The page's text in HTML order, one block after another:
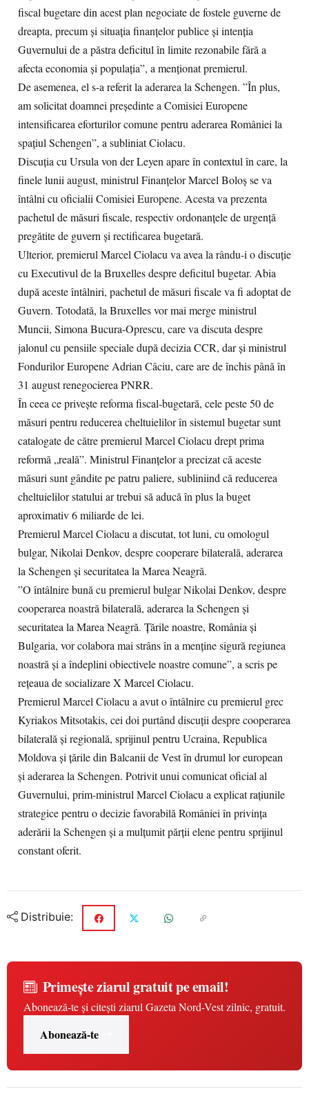
fiscal bugetare din acest plan negociate de fostele guverne de
dreapta, precum şi situaţia finanţelor publice şi intenţia
Guvernului de a păstra deficitul în limite rezonabile fără a
afecta economia şi populaţia”, a menţionat premierul.
De asemenea, el s-a referit la aderarea la Schengen. ”În plus,
am solicitat doamnei preşedinte a Comisiei Europene
intensificarea eforturilor comune pentru aderarea României la
spaţiul Schengen”, a subliniat Ciolacu.
Discuția cu Ursula von der Leyen apare în contextul în care, la
finele lunii august, ministrul Finanțelor Marcel Boloș se va
întâlni cu oficialii Comisiei Europene. Acesta va prezenta
pachetul de măsuri fiscale, respectiv ordonanțele de urgență
pregătite de guvern și rectificarea bugetară.
Ulterior, premierul Marcel Ciolacu va avea la rându-i o discuție
cu Executivul de la Bruxelles despre deficitul bugetar. Abia
după aceste întâlniri, pachetul de măsuri fiscale va fi adoptat de
Guvern. Totodată, la Bruxelles vor mai merge ministrul
Muncii, Simona Bucura-Oprescu, care va discuta despre
jalonul cu pensiile speciale după decizia CCR, dar și ministrul
Fondurilor Europene Adrian Câciu, care are de închis până în
31 august renegocierea PNRR.
În ceea ce privește reforma fiscal-bugetară, cele peste 50 de
măsuri pentru reducerea cheltuielilor în sistemul bugetar sunt
catalogate de către premierul Marcel Ciolacu drept prima
reformă „reală”. Ministrul Finanțelor a precizat că aceste
măsuri sunt gândite pe patru paliere, subliniind că reducerea
cheltuielilor statului ar trebui să aducă în plus la buget
aproximativ 6 miliarde de lei.
Premierul Marcel Ciolacu a discutat, tot luni, cu omologul
bulgar, Nikolai Denkov, despre cooperare bilaterală, aderarea
la Schengen şi securitatea la Marea Neagră.
”O întâlnire bună cu premierul bulgar Nikolai Denkov, despre
cooperarea noastră bilaterală, aderarea la Schengen şi
securitatea la Marea Neagră. Ţările noastre, România şi
Bulgaria, vor colabora mai strâns în a menţine sigură regiunea
noastră şi a îndeplini obiectivele noastre comune”, a scris pe
reţeaua de socializare X Marcel Ciolacu.
Premierul Marcel Ciolacu a avut o întâlnire cu premierul grec
Kyriakos Mitsotakis, cei doi purtând discuţii despre cooperarea
bilaterală şi regională, sprijinul pentru Ucraina, Republica
Moldova şi ţările din Balcanii de Vest în drumul lor european
şi aderarea la Schengen. Potrivit unui comunicat oficial al
Guvernului, prim-ministrul Marcel Ciolacu a explicat raţiunile
strategice pentru o decizie favorabilă României în privinţa
aderării la Schengen şi a mulţumit părţii elene pentru sprijinul
constant oferit.
Distribuie:
Primește ziarul gratuit pe email!
Abonează-te și citești ziarul Gazeta Nord-Vest zilnic, gratuit.
Abonează-te